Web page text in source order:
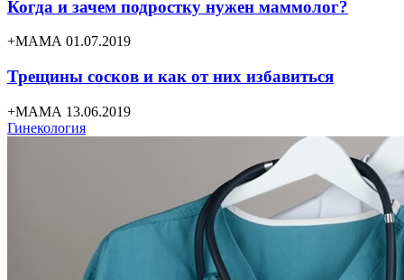
Когда и зачем подростку нужен маммолог?
+МАМА 01.07.2019
Трещины сосков и как от них избавиться
+МАМА 13.06.2019
Гинекология